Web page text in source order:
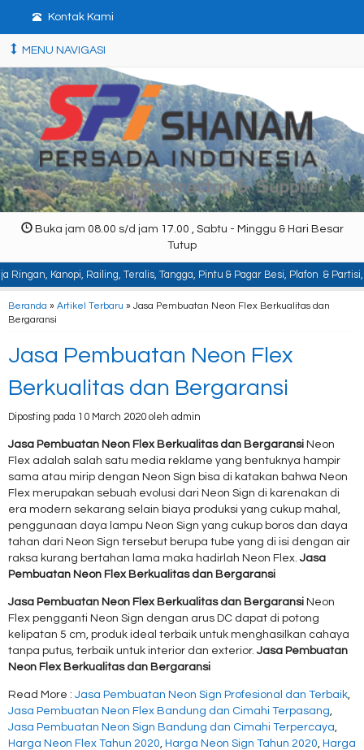
Kontak Kami
MENU NAVIGASI
Buka jam 08.00 s/d jam 17.00 , Sabtu - Minggu & Hari Besar
Tutup
Kanopi, Railing, Teralis, Tangga, Pintu & Pagar Besi, Plafon & Partisi,
Beranda » Artikel Terbaru » Jasa Pembuatan Neon Flex Berkualitas dan
Bergaransi
Jasa Pembuatan Neon Flex
Berkualitas dan Bergaransi
Diposting pada 10 March 2020 oleh admin
Jasa Pembuatan Neon Flex Berkualitas dan Bergaransi Neon
Flex adalah salah satu media reklame yang bentuknya hampir
sama atau mirip dengan Neon Sign bisa di katakan bahwa Neon
Flex merupakan sebuah evolusi dari Neon Sign di karenakan di
era modern sekarang selain biaya produksi yang cukup mahal,
penggunaan daya lampu Neon Sign yang cukup boros dan daya
tahan dari Neon Sign tersebut berupa tube yang di isi dengan air
raksa kurang bertahan lama maka hadirlah Neon Flex.Jasa
Pembuatan Neon Flex Berkualitas dan Bergaransi
Jasa Pembuatan Neon Flex Berkualitas dan Bergaransi Neon
Flex pengganti Neon Sign dengan arus DC dapat di potong
kelipatan 5 cm, produk ideal terbaik untuk menghasilkan cahaya
tanpa putus, terbaik untuk interior dan exterior.Jasa Pembuatan
Neon Flex Berkualitas dan Bergaransi
Read More : Jasa Pembuatan Neon Sign Profesional dan Terbaik,
Jasa Pembuatan Neon Flex Bandung dan Cimahi Terpasang,
Jasa Pembuatan Neon Sign Bandung dan Cimahi Terpercaya,
Harga Neon Flex Tahun 2020, Harga Neon Sign Tahun 2020, Harga